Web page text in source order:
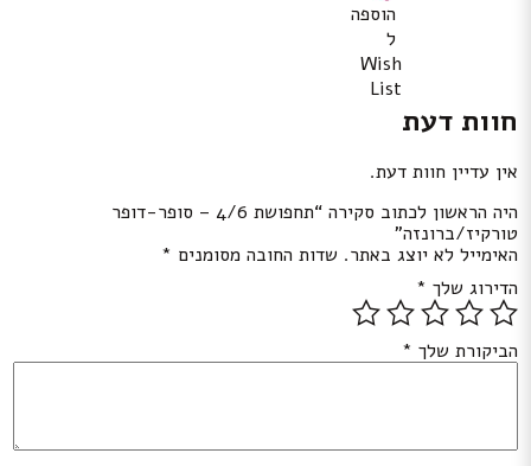
הוספה
ל
Wish
List
חוות דעת
אין עדיין חוות דעת.
היה הראשון לכתוב סקירה “תחפושת 4/6 – סופר-דופר
טורקיז/ברונזה”
האימייל לא יוצג באתר. שדות החובה מסומנים *
הדירוג שלך *
הביקורת שלך *